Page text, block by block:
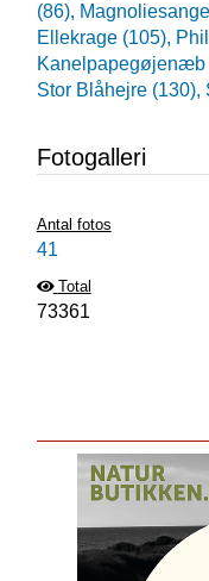
(86),
Ellekrage (105),
Kanelpapegøjenæb
Stor Blåhejre (130),
Fotogalleri
Antal fotos
41
Total
73361